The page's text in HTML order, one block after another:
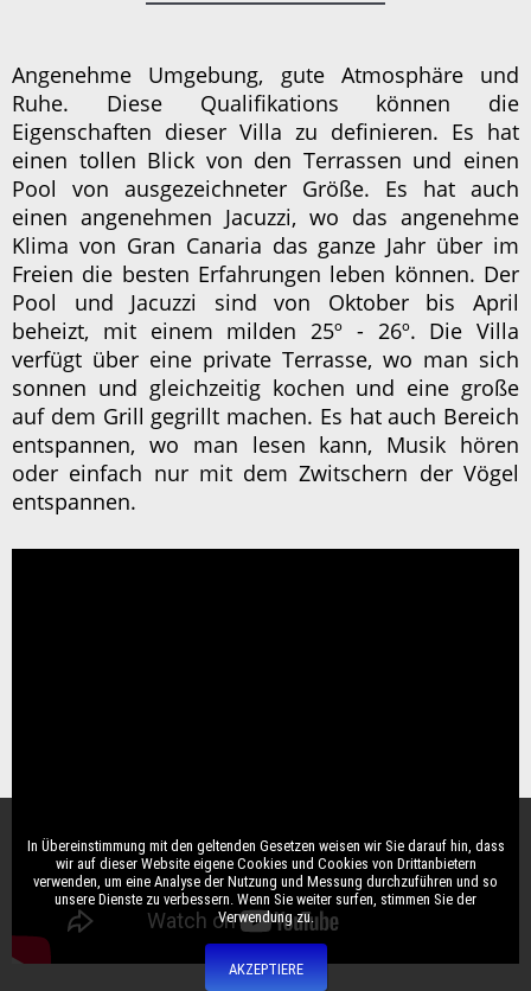
Angenehme Umgebung, gute Atmosphäre und
Ruhe. Diese Qualifikations können die
Eigenschaften dieser Villa zu definieren. Es hat
einen tollen Blick von den Terrassen und einen
Pool von ausgezeichneter Größe. Es hat auch
einen angenehmen Jacuzzi, wo das angenehme
Klima von Gran Canaria das ganze Jahr über im
Freien die besten Erfahrungen leben können. Der
Pool und Jacuzzi sind von Oktober bis April
beheizt, mit einem milden 25º - 26º. Die Villa
verfügt über eine private Terrasse, wo man sich
sonnen und gleichzeitig kochen und eine große
auf dem Grill gegrillt machen. Es hat auch Bereich
entspannen, wo man lesen kann, Musik hören
oder einfach nur mit dem Zwitschern der Vögel
entspannen.
In Übereinstimmung mit den geltenden Gesetzen weisen wir Sie darauf hin, dass
wir auf dieser Website eigene Cookies und Cookies von Drittanbietern
verwenden, um eine Analyse der Nutzung und Messung durchzuführen und so
unsere Dienste zu verbessern. Wenn Sie weiter surfen, stimmen Sie der
Verwendung zu.